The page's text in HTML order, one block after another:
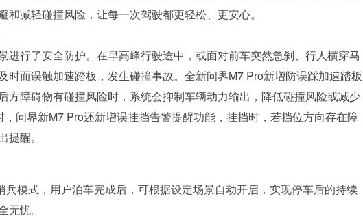
减轻碰撞风险，让每一次驾驶都更轻松、更安心。
进行了安全防护。在早高峰行驶途中，或面对前车突然急刹、行人横穿马
时而误触加速踏板，发生碰撞事故。全新问界M7 Pro新增防误踩加速踏板
方障碍物有碰撞风险时，系统会抑制车辆动力输出，降低碰撞风险或减少
，问界新M7 Pro还新增误挂挡告警提醒功能，挂挡时，若挡位方向存在障
醒。
模式，用户泊车完成后，可根据设定场景自动开启，实现停车后的持续
忧。